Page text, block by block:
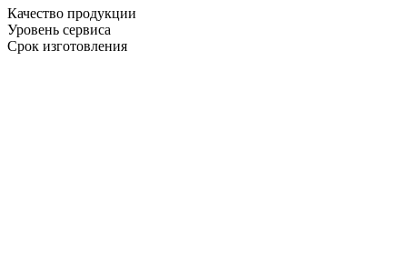
Качество продукции
Уровень сервиса
Срок изготовления